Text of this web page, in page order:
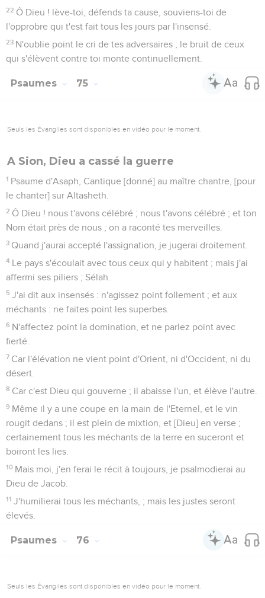
22 Ô Dieu ! lève-toi, défends ta cause, souviens-toi de
l'opprobre qui t'est fait tous les jours par l'insensé.
23 N'oublie point le cri de tes adversaires ; le bruit de ceux
qui s'élèvent contre toi monte continuellement.
Psaumes 75
Seuls les Évangiles sont disponibles en vidéo pour le moment.
A Sion, Dieu a cassé la guerre
1 Psaume d'Asaph, Cantique [donné] au maître chantre, [pour
le chanter] sur Altasheth.
2 Ô Dieu ! nous t'avons célébré ; nous t'avons célébré ; et ton
Nom était près de nous ; on a raconté tes merveilles.
3 Quand j'aurai accepté l'assignation, je jugerai droitement.
4 Le pays s'écoulait avec tous ceux qui y habitent ; mais j'ai
affermi ses piliers ; Sélah.
5 J'ai dit aux insensés : n'agissez point follement ; et aux
méchants : ne faites point les superbes.
6 N'affectez point la domination, et ne parlez point avec
fierté.
7 Car l'élévation ne vient point d'Orient, ni d'Occident, ni du
désert.
8 Car c'est Dieu qui gouverne ; il abaisse l'un, et élève l'autre.
9 Même il y a une coupe en la main de l'Eternel, et le vin
rougit dedans ; il est plein de mixtion, et [Dieu] en verse ;
certainement tous les méchants de la terre en suceront et
boiront les lies.
10 Mais moi, j'en ferai le récit à toujours, je psalmodierai au
Dieu de Jacob.
11 J'humilierai tous les méchants, ; mais les justes seront
élevés.
Psaumes 76
Seuls les Évangiles sont disponibles en vidéo pour le moment.